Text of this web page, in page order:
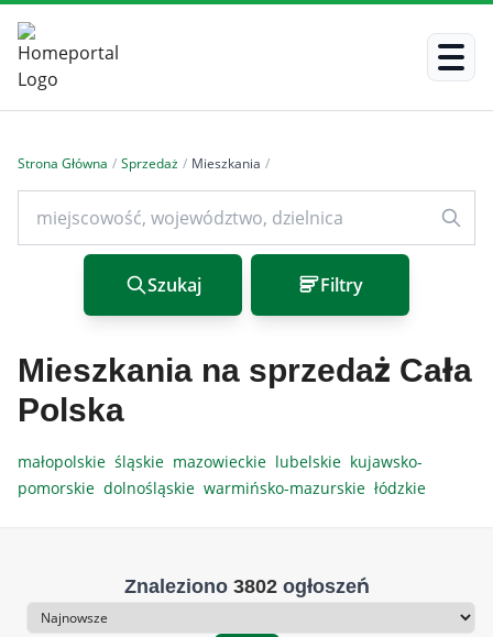
Strona Główna / Sprzedaż / Mieszkania /
Szukaj Filtry
Mieszkania na sprzedaż Cała
Polska
małopolskie śląskie mazowieckie lubelskie kujawsko-
pomorskie dolnośląskie warmińsko-mazurskie łódzkie
Znaleziono 3802ogłoszeń
Sortowanie